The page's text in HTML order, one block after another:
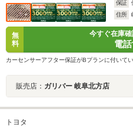
保証
住所
無
料
今すぐ在庫
電
カーセンサーアフター保証がBプランに付いて
販売店： ガリバー 岐阜北方店
トヨタ